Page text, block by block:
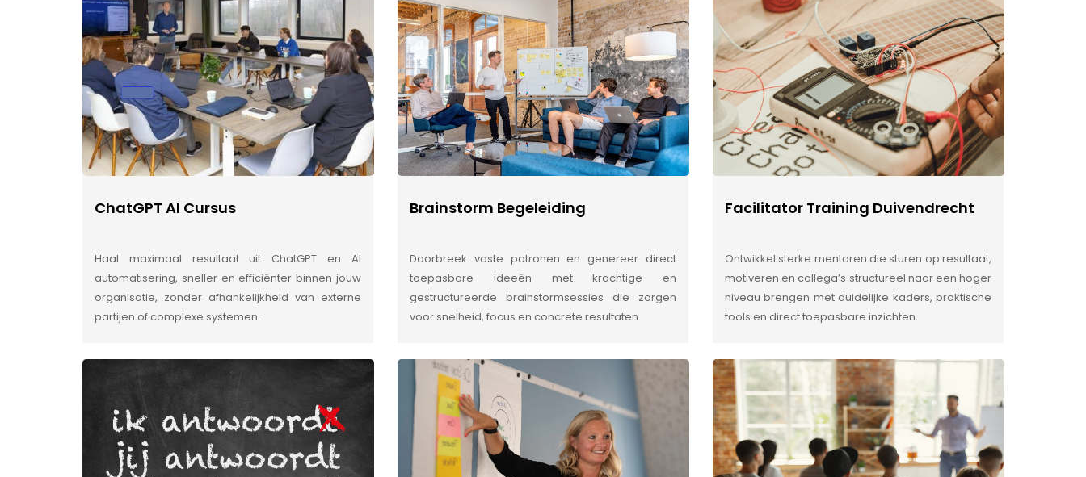
ChatGPT AI Cursus
Haal maximaal resultaat uit ChatGPT en AI
automatisering, sneller en efficiënter binnen jouw
organisatie, zonder afhankelijkheid van externe
partijen of complexe systemen.
Brainstorm Begeleiding
Doorbreek vaste patronen en genereer direct
toepasbare ideeën met krachtige en
gestructureerde brainstormsessies die zorgen
voor snelheid, focus en concrete resultaten.
Facilitator Training Duivendrecht
Ontwikkel sterke mentoren die sturen op resultaat,
motiveren en collega’s structureel naar een hoger
niveau brengen met duidelijke kaders, praktische
tools en direct toepasbare inzichten.